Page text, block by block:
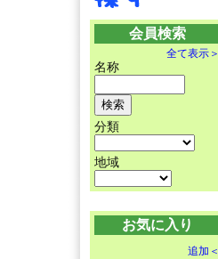
会員検索
全て表示＞
名称
分類
地域
お気に入り
追加＜